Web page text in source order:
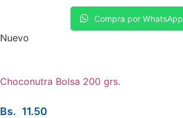
Compra por WhatsApp
Nuevo
Choconutra Bolsa 200 grs.
Bs. 11.50